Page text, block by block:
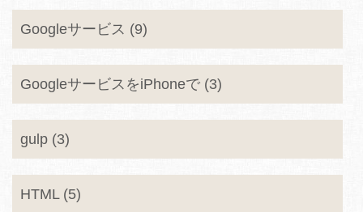
Googleサービス (9)
GoogleサービスをiPhoneで (3)
gulp (3)
HTML (5)